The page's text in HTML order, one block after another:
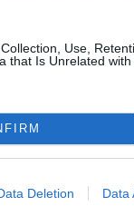
Use,
that Is Unrelated
Deletion Data
и не получили
рынок